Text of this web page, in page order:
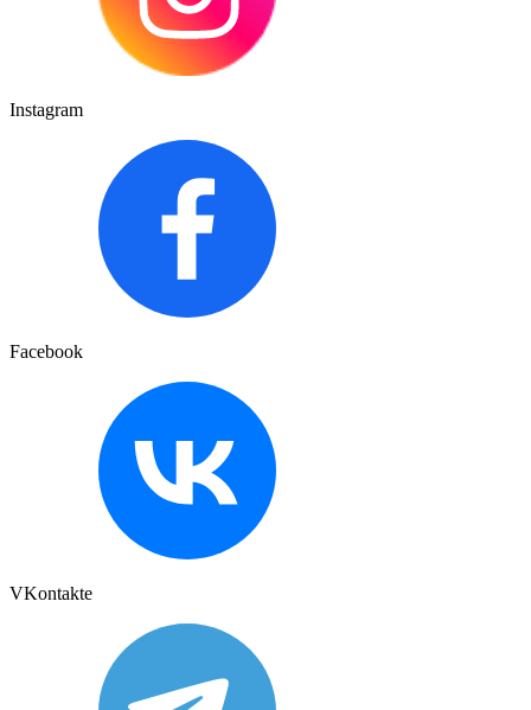
Instagram
Facebook
VKontakte